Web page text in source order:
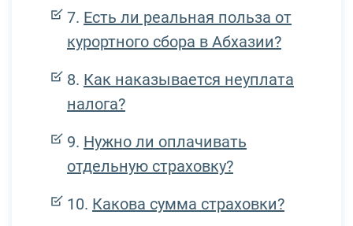
Есть ли реальная польза от
курортного сбора в Абхазии?
Как наказывается неуплата
налога?
Нужно ли оплачивать
отдельную страховку?
Какова сумма страховки?